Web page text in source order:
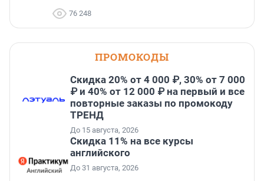
76 248
ПРОМОКОДЫ
Скидка 20% от 4 000 ₽, 30% от 7 000
₽ и 40% от 12 000 ₽ на первый и все
повторные заказы по промокоду
ТРЕНД
До 15 августа, 2026
Скидка 11% на все курсы
английского
До 31 августа, 2026